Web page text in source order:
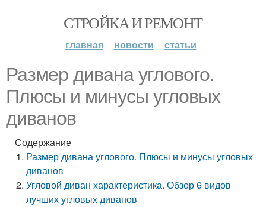
СТРОЙКА И РЕМОНТ
главная новости статьи
Размер дивана углового.
Плюсы и минусы угловых
диванов
Содержание
Размер дивана углового. Плюсы и минусы угловых
диванов
Угловой диван характеристика. Обзор 6 видов
лучших угловых диванов